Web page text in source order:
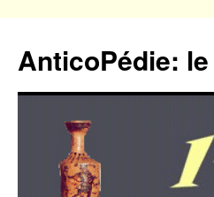
contenu
AnticoPédie: